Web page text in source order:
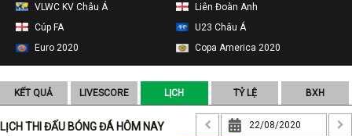
VLWC KV Châu Á
Liên Đoàn Anh
Cúp FA
U23 Châu Á
Euro 2020
Copa America 2020
KẾT QUẢ LIVESCORE LỊCH TỶ LỆ BXH
LỊCH THI ĐẤU BÓNG ĐÁ HÔM NAY